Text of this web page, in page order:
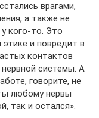
врагами,
а также не
кого-то. Это
и повредит в
контактов
системы. А
говорите, не
любому нервы
так и остался».